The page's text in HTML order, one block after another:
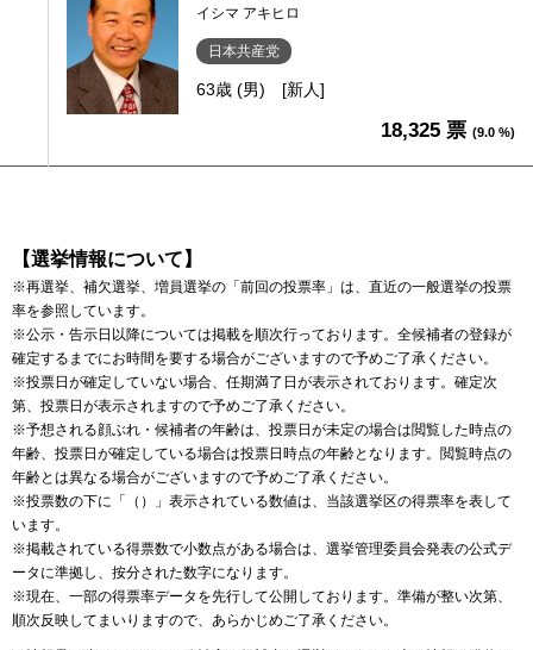
イシマ アキヒロ
日本共産党
63歳 (男) [新人]
18,325 票 (9.0 %)
【選挙情報について】
※再選挙、補欠選挙、増員選挙の「前回の投票率」は、直近の一般選挙の投票
率を参照しています。
※公示・告示日以降については掲載を順次行っております。全候補者の登録が
確定するまでにお時間を要する場合がございますので予めご了承ください。
※投票日が確定していない場合、任期満了日が表示されております。確定次
第、投票日が表示されますので予めご了承ください。
※予想される顔ぶれ・候補者の年齢は、投票日が未定の場合は閲覧した時点の
年齢、投票日が確定している場合は投票日時点の年齢となります。閲覧時点の
年齢とは異なる場合がございますので予めご了承ください。
※投票数の下に「（）」表示されている数値は、当該選挙区の得票率を表して
います。
※掲載されている得票数で小数点がある場合は、選挙管理委員会発表の公式デ
ータに準拠し、按分された数字になります。
※現在、一部の得票率データを先行して公開しております。準備が整い次第、
順次反映してまいりますので、あらかじめご了承ください。